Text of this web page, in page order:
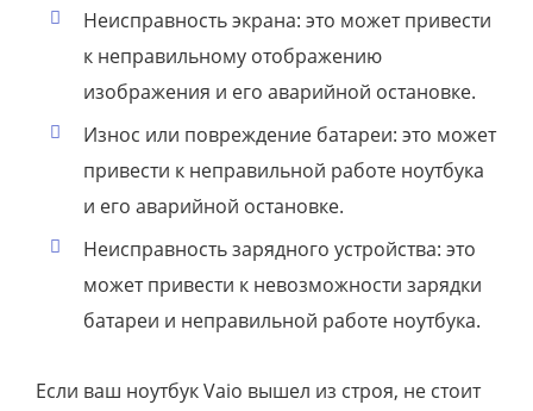
Неисправность экрана: это может привести
к неправильному отображению
изображения и его аварийной остановке.
Износ или повреждение батареи: это может
привести к неправильной работе ноутбука
и его аварийной остановке.
Неисправность зарядного устройства: это
может привести к невозможности зарядки
батареи и неправильной работе ноутбука.
Если ваш ноутбук Vaio вышел из строя, не стоит